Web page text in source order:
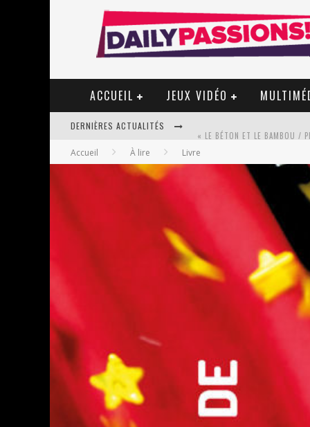
ACCUEIL JEUX VIDÉO
DERNIÈRES ACTUALITÉS
STAR FOX
PSYRIVER 2026 : LA MAGIE
« MOFUSAND / PARLER
ASSASSIN'S CREED BLACK FLAG
« LE VENT DAND LES SAULES
« DAMN THEM ALL » - UN DUO
YOSHI AND THE MYSTERIOUS
« WOLF-MAN / INTEGRALE
Accueil À lire Livre